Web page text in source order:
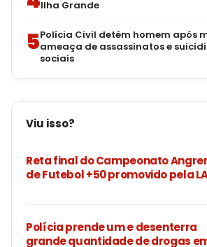
Ilha Grande
5Polícia Civil detém homem após
ameaça de assassinatos e
sociais
Viu isso?
Reta final do Campeonato
de Futebol +50 promovido pela
Polícia prende um e desenterra
grande quantidade de drogas